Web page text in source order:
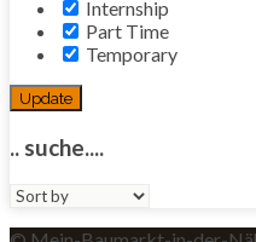
Internship
Part Time
Temporary
Update
.. suche....
Sort